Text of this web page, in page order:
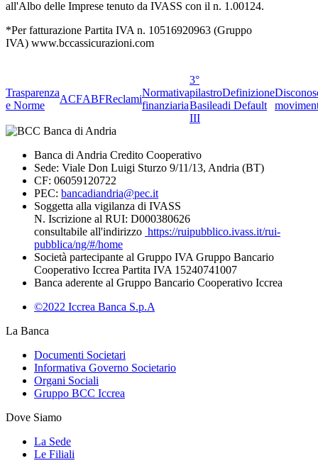
all'Albo delle Imprese tenuto da IVASS con il n. 1.00124.
*Per fatturazione Partita IVA n. 10516920963 (Gruppo
IVA) www.bccassicurazioni.com
Trasparenza
e Norme
ACFABFReclami
Normativa
finanziaria
3°
pilastro
Basilea
III
Definizione
di Default
Banca di Andria Credito Cooperativo
Sede: Viale Don Luigi Sturzo 9/11/13, Andria (BT)
CF: 06059120722
PEC: bancadiandria@pec.it
Soggetta alla vigilanza di IVASS
N. Iscrizione al RUI: D000380626
consultabile all'indirizzo https://ruipubblico.ivass.it/rui-
pubblica/ng/#/home
Società partecipante al Gruppo IVA Gruppo Bancario
Cooperativo Iccrea Partita IVA 15240741007
Banca aderente al Gruppo Bancario Cooperativo Iccrea
©2022 Iccrea Banca S.p.A
La Banca
Documenti Societari
Informativa Governo Societario
Organi Sociali
Gruppo BCC Iccrea
Dove Siamo
La Sede
Le Filiali